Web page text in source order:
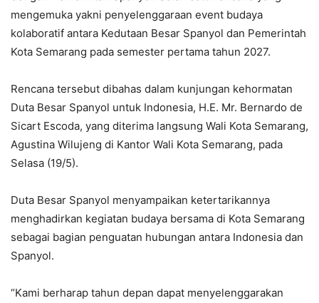
mengemuka yakni penyelenggaraan event budaya
kolaboratif antara Kedutaan Besar Spanyol dan Pemerintah
Kota Semarang pada semester pertama tahun 2027.
Rencana tersebut dibahas dalam kunjungan kehormatan
Duta Besar Spanyol untuk Indonesia, H.E. Mr. Bernardo de
Sicart Escoda, yang diterima langsung Wali Kota Semarang,
Agustina Wilujeng di Kantor Wali Kota Semarang, pada
Selasa (19/5).
Duta Besar Spanyol menyampaikan ketertarikannya
menghadirkan kegiatan budaya bersama di Kota Semarang
sebagai bagian penguatan hubungan antara Indonesia dan
Spanyol.
“Kami berharap tahun depan dapat menyelenggarakan